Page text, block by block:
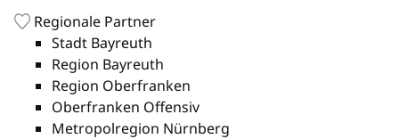
Regionale Partner
Stadt Bayreuth
Region Bayreuth
Region Oberfranken
Oberfranken Offensiv
Metropolregion Nürnberg